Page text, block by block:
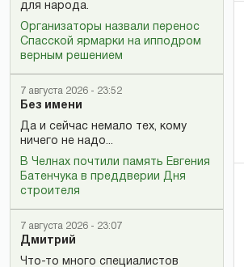
для народа.
Организаторы назвали перенос
Спасской ярмарки на ипподром
верным решением
7 августа 2026 - 23:52
Без имени
Да и сейчас немало тех, кому
ничего не надо...
В Челнах почтили память Евгения
Батенчука в преддверии Дня
строителя
7 августа 2026 - 23:07
Дмитрий
Что-то много специалистов